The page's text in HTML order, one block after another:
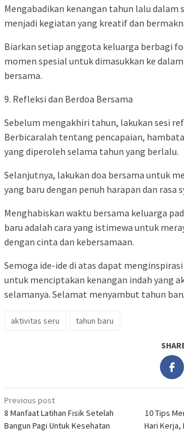
Mengabadikan kenangan tahun lalu dalam
menjadi kegiatan yang kreatif dan
Biarkan setiap anggota keluarga berbagi
momen spesial untuk dimasukkan ke
bersama.
9. Refleksi dan Berdoa Bersama
Sebelum mengakhiri tahun, lakukan sesi
Berbicaralah tentang pencapaian,
yang diperoleh selama tahun yang berlalu.
Selanjutnya, lakukan doa bersama untuk
yang baru dengan penuh harapan dan rasa
Menghabiskan waktu bersama keluarga
baru adalah cara yang istimewa untuk
dengan cinta dan kebersamaan.
Semoga ide-ide di atas dapat
untuk menciptakan kenangan indah yang
selamanya. Selamat menyambut tahun
aktivitas seru tahun baru
Post
navigation
Previous post
8 Manfaat Latihan Fisik Setelah
Bangun Pagi Untuk Kesehatan
10 Tips
Hari Kerja,